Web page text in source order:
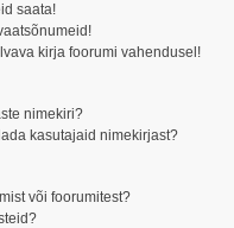
saata!
kirja foorumi vahendusel!
nimekiri?
kasutajaid nimekirjast?
või foorumitest?